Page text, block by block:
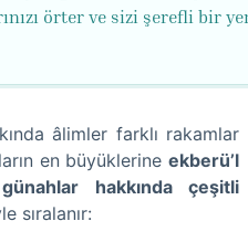
örter ve sizi şerefli bir
âlimler farklı rakamlar
en büyüklerine ekberü’l
hakkında çeşitli
sıralanır: